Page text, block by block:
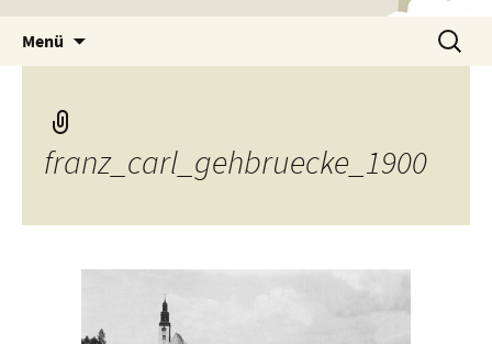
Menü
Suchen
nach:
franz_carl_gehbruecke_1900